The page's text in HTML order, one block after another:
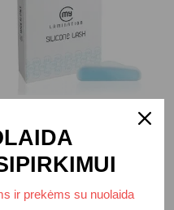
voleliai (lifting efektas)
ir prekėms su nuolaida